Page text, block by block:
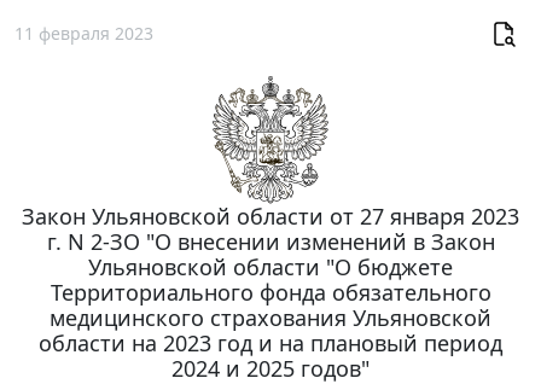
11 февраля 2023
Закон Ульяновской области от 27 января 2023
г. N 2-ЗО "О внесении изменений в Закон
Ульяновской области "О бюджете
Территориального фонда обязательного
медицинского страхования Ульяновской
области на 2023 год и на плановый период
2024 и 2025 годов"